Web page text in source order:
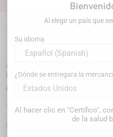
ANGELUS -
20 tips)
ANGELUS - BIO C
0.5g + 20 tips)
90,00 € 168,00 € imp.
Referencia :
Al elegir un país que
Su idioma
¿Dónde se entregara la
Estados Unidos
Al hacer clic en "Certifico",
de la salud